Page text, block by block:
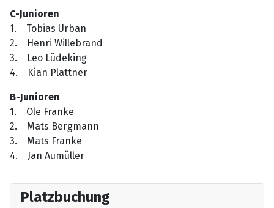
C-Junioren
1. Tobias Urban
2. Henri Willebrand
3. Leo Lüdeking
4. Kian Plattner
B-Junioren
1. Ole Franke
2. Mats Bergmann
3. Mats Franke
4. Jan Aumüller
Platzbuchung